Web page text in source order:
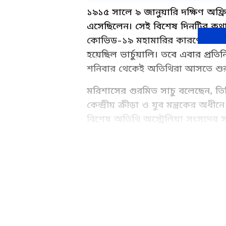
১৯১৫ সালে ৯ জানুয়ারি দক্ষিণ
এসেছিলেন। সেই বিশেষ দিনটির
কোভিড-১৯ মহামারির কারণে
হয়েছিল ভার্চুয়ালি। তবে এবার
শনিবার থেকেই অতিথিরা আসতে
মরিশাসের গুরমিত সাচু বলেছেন,
কেন্দ্রীয় ক্রীড়া ও যুব মন্ত্রকের
বিশেষ অতিথি অস্ট্রেলিয়া সংসদের